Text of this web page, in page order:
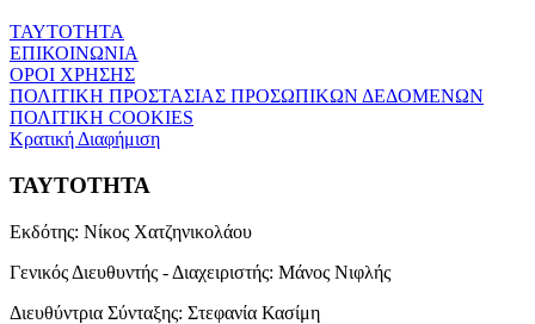
ΤΑΥΤΟΤΗΤΑ
ΕΠΙΚΟΙΝΩΝΙΑ
ΟΡΟΙ ΧΡΗΣΗΣ
ΠΟΛΙΤΙΚΗ ΠΡΟΣΤΑΣΙΑΣ ΠΡΟΣΩΠΙΚΩΝ ΔΕΔΟΜΕΝΩΝ
ΠΟΛΙΤΙΚΗ COOKIES
Κρατική Διαφήμιση
ΤΑΥΤΟΤΗΤΑ
Εκδότης: Νίκος Χατζηνικολάου
Γενικός Διευθυντής - Διαχειριστής: Μάνος Νιφλής
Διευθύντρια Σύνταξης: Στεφανία Κασίμη